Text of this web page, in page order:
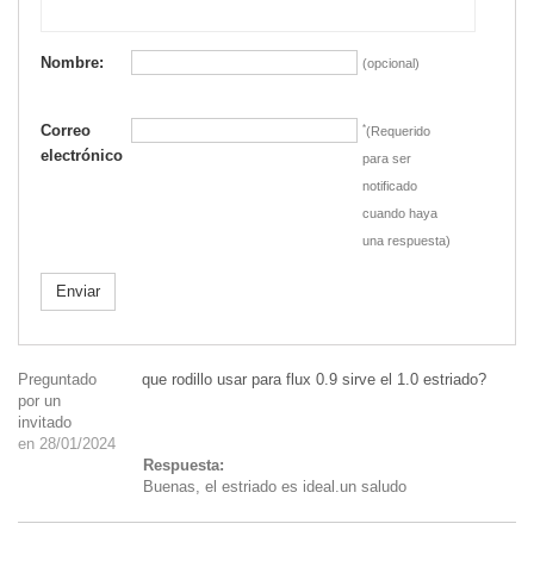
Nombre: (opcional)
Correo
electrónico
*(Requerido
para ser
notificado
cuando haya
una respuesta)
Enviar
Preguntado
por un
invitado
en 28/01/2024
que rodillo usar para flux 0.9 sirve el 1.0 estriado?
Respuesta:
Buenas, el estriado es ideal.un saludo